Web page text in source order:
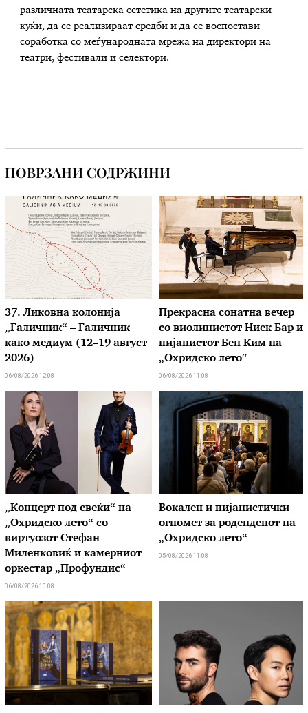
различната театарска естетика на другите театарски
куќи, да се реализираат средби и да се воспостави
соработка со меѓународната мрежа на директори на
театри, фестивали и селектори.
ПОВРЗАНИ СОДРЖИНИ
37. Ликовна колонија
„Галичник“ – Галичник
како медиум (12–19 август
2026)
06/08/2026 12:08
Прекрасна сонатна вечер
со виолинистот Ниек Бар и
пијанистот Бен Ким на
„Охридско лето“
06/08/2026 11:08
„Концерт под свеќи“ на
„Охридско лето“ со
виртуозот Стефан
Миленковиќ и камерниот
оркестар „Профундис“
06/08/2026 10:08
Вокален и пијанистички
огномет за роденденот на
„Охридско лето“
05/08/2026 11:08